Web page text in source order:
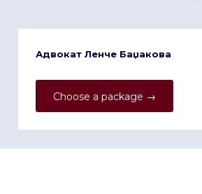
Адвокат Ленче Баџакова